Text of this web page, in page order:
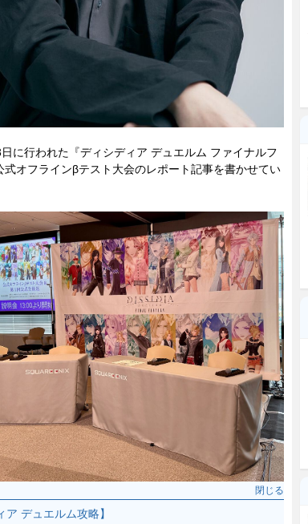
に行われた『ディシディア デュエルム ファイナルフ
式オフラインβテスト大会のレポート記事を書かせてい
閉じる
ア デュエルム攻略】